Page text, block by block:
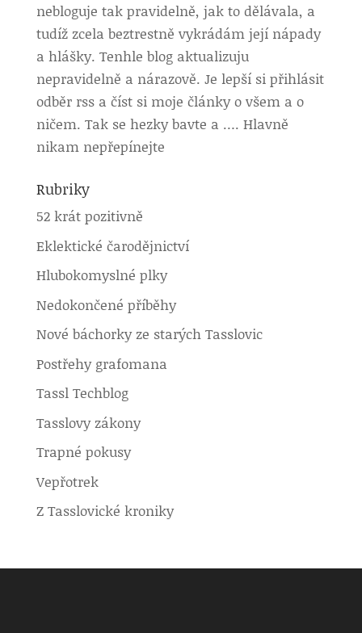
nebloguje tak pravidelně, jak to dělávala, a
tudíž zcela beztrestně vykrádám její nápady
a hlášky. Tenhle blog aktualizuju
nepravidelně a nárazově. Je lepší si přihlásit
odběr rss a číst si moje články o všem a o
ničem. Tak se hezky bavte a …. Hlavně
nikam nepřepínejte
Rubriky
52 krát pozitivně
Eklektické čarodějnictví
Hlubokomyslné plky
Nedokončené příběhy
Nové báchorky ze starých Tasslovic
Postřehy grafomana
Tassl Techblog
Tasslovy zákony
Trapné pokusy
Vepřotrek
Z Tasslovické kroniky